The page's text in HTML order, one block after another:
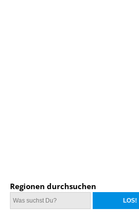
Regionen durchsuchen